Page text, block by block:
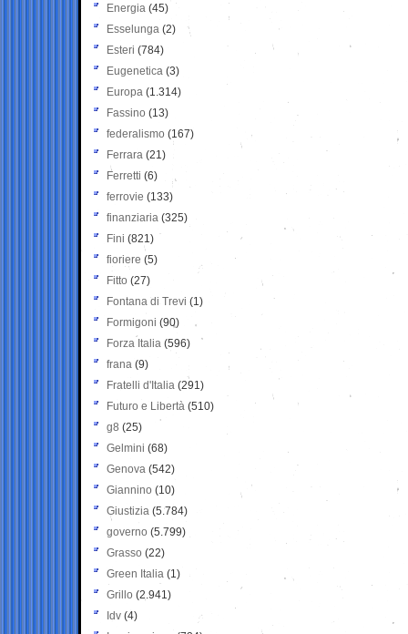
Energia (45)
Esselunga (2)
Esteri (784)
Eugenetica (3)
Europa (1.314)
Fassino (13)
federalismo (167)
Ferrara (21)
Ferretti (6)
ferrovie (133)
finanziaria (325)
Fini (821)
fioriere (5)
Fitto (27)
Fontana di Trevi (1)
Formigoni (90)
Forza Italia (596)
frana (9)
Fratelli d'Italia (291)
Futuro e Libertà (510)
g8 (25)
Gelmini (68)
Genova (542)
Giannino (10)
Giustizia (5.784)
governo (5.799)
Grasso (22)
Green Italia (1)
Grillo (2.941)
Idv (4)